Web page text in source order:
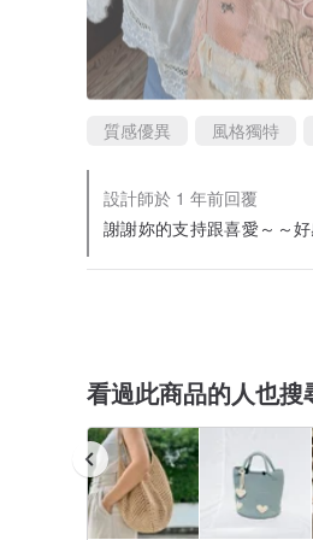
質感優異 風格獨特
設計師於 1 年前回覆
謝謝妳的支持跟喜愛～～
看過此商品的人也搜